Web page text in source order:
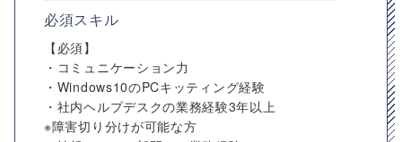
必須スキル
【必須】
・コミュニケーション力
・Windows10のPCキッティング経験
・社内ヘルプデスクの業務経験3年以上
※障害切り分けが可能な方